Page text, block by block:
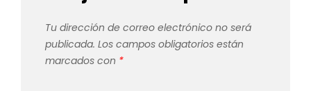
Tu dirección de correo electrónico no será
publicada. Los campos obligatorios están
marcados con *